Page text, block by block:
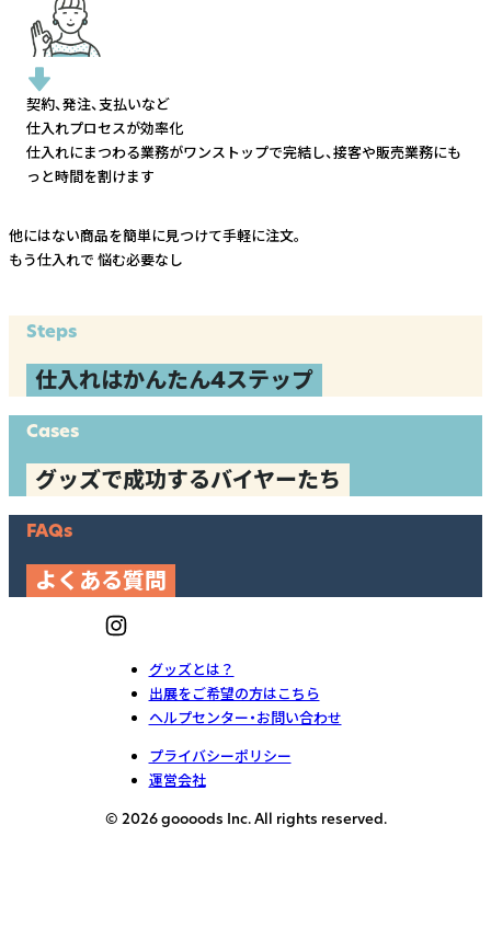
契約、発注、支払いなど
仕入れプロセスが効率化
仕入れにまつわる業務がワンストップで完結し、接客や販売業務にも
っと時間を割けます
他にはない商品を簡単に見つけて手軽に注文。
もう仕入れで 悩む必要なし
Steps
仕入れはかんたん4ステップ
Cases
グッズで成功するバイヤーたち
FAQs
よくある質問
グッズとは？
出展をご希望の方はこちら
ヘルプセンター・お問い合わせ
プライバシーポリシー
運営会社
© 2026 goooods Inc. All rights reserved.